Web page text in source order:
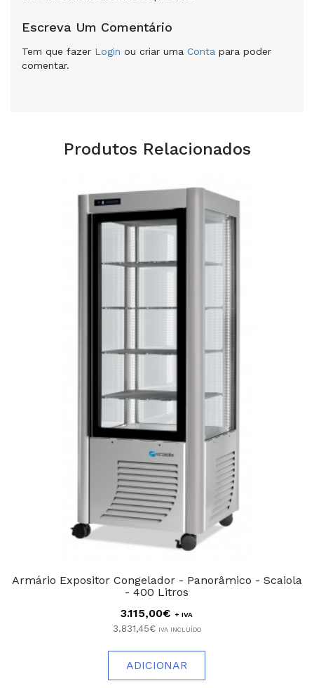
Escreva Um Comentário
Tem que fazer Login ou criar uma Conta para poder
comentar.
Produtos Relacionados
Armário Expositor Congelador - Panorâmico - Scaiola
- 400 Litros
3.115,00€+ IVA
3.831,45€ IVA INCLUÍDO
ADICIONAR